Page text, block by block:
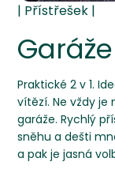
Praktické 2 v 1.
vítězí. Ne vždy
garáže. Rychlý
sněhu a dešti
a pak je jasná